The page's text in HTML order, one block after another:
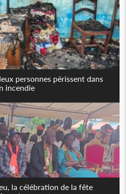
personnes périssent dans
incendie
la célébration de la fête